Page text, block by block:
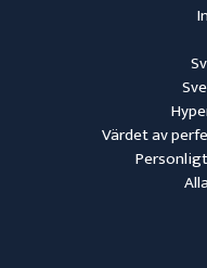
Värdet av